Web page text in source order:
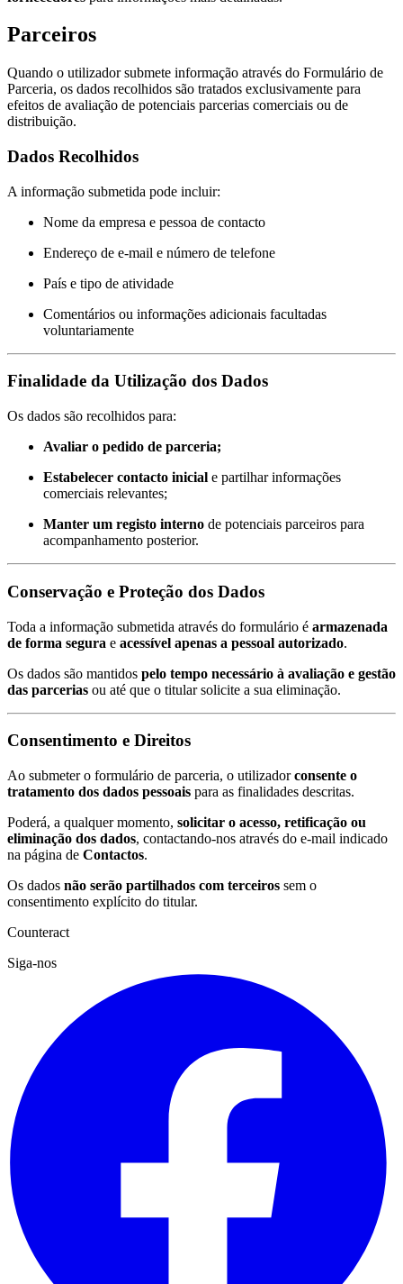
Parceiros
Quando o utilizador submete informação através do Formulário de
Parceria, os dados recolhidos são tratados exclusivamente para
efeitos de avaliação de potenciais parcerias comerciais ou de
distribuição.
Dados Recolhidos
A informação submetida pode incluir:
Nome da empresa e pessoa de contacto
Endereço de e-mail e número de telefone
País e tipo de atividade
Comentários ou informações adicionais facultadas
voluntariamente
Finalidade da Utilização dos Dados
Os dados são recolhidos para:
Avaliar o pedido de parceria;
Estabelecer contacto inicial e partilhar informações
comerciais relevantes;
Manter um registo interno de potenciais parceiros para
acompanhamento posterior.
Conservação e Proteção dos Dados
Toda a informação submetida através do formulário é armazenada
de forma segura e acessível apenas a pessoal autorizado.
Os dados são mantidos pelo tempo necessário à avaliação e gestão
das parcerias ou até que o titular solicite a sua eliminação.
Consentimento e Direitos
Ao submeter o formulário de parceria, o utilizadorconsente o
tratamento dos dados pessoais para as finalidades descritas.
Poderá, a qualquer momento, solicitar o acesso, retificação ou
eliminação dos dados, contactando-nos através do e-mail indicado
na página de Contactos.
Os dados não serão partilhados com terceiros sem o
consentimento explícito do titular.
Counteract
Siga-nos